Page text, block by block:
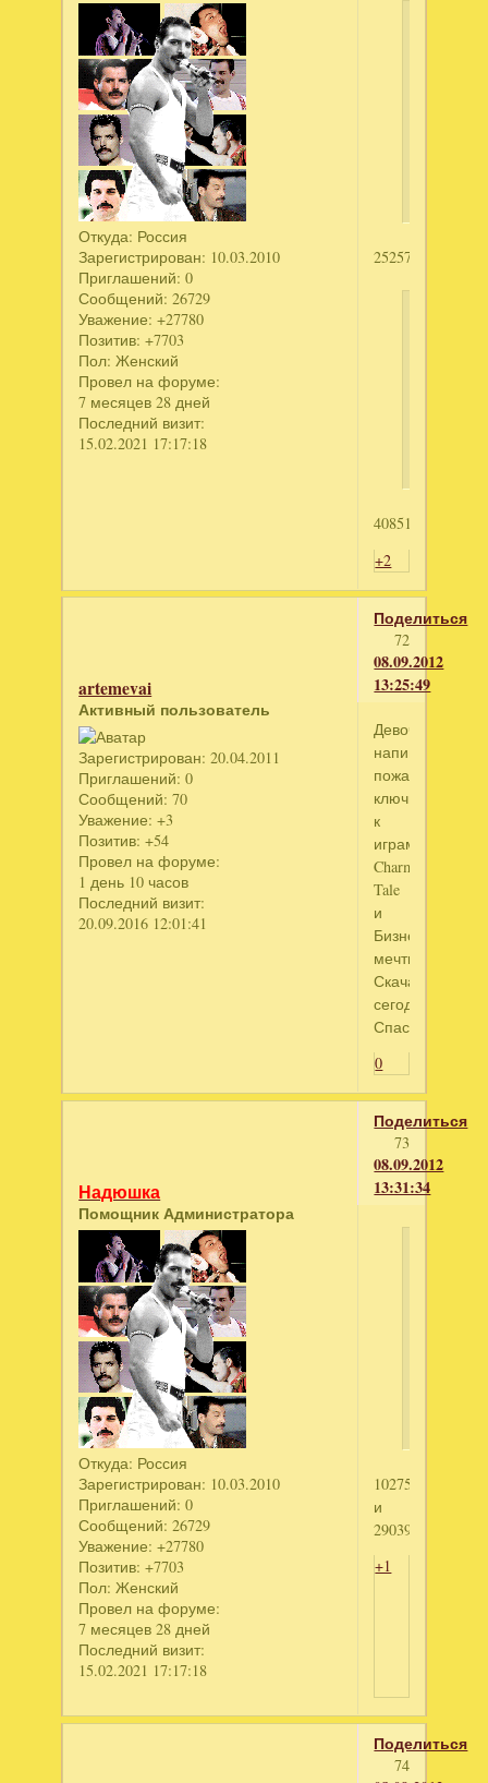
Откуда: Россия
Зарегистрирован: 10.03.2010
Приглашений: 0
Сообщений: 26729
Уважение: +27780
Позитив: +7703
Пол: Женский
Провел на форуме:
7 месяцев 28 дней
Последний визит:
15.02.2021 17:17:18
2525722355
4085181344
+2
Поделиться
72
08.09.2012
13:25:49
artemevai
Активный пользователь
Зарегистрирован: 20.04.2011
Приглашений: 0
Сообщений: 70
Уважение: +3
Позитив: +54
Провел на форуме:
1 день 10 часов
Последний визит:
20.09.2016 12:01:41
Девочки,
напишите,
пожалуйста,
ключики
к
играм
Charm
Tale
и
Бизнес
Скачано
сегодня.
Спасибо!
0
Поделиться
73
08.09.2012
13:31:34
Надюшка
Помощник Администратора
Откуда: Россия
Зарегистрирован: 10.03.2010
Приглашений: 0
Сообщений: 26729
Уважение: +27780
Позитив: +7703
Пол: Женский
Провел на форуме:
7 месяцев 28 дней
Последний визит:
15.02.2021 17:17:18
1027566675
и
2903999773
+1
Поделиться
74